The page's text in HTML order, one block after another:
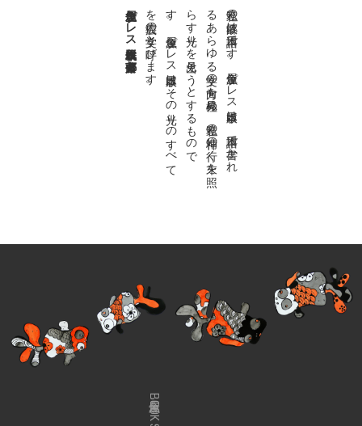
私達の
故郷は
日本語で
す
。
金魚屋プ
レ
ス
日本版は
、
日本語で
書か
れ
る
あ
ら
ゆ
る
文学の
方向を
見極め
、
私達の
精神の
行く
末を
照
ら
す
光り
を
見出そ
う
と
す
る
も
の
で
す
。
金魚屋プ
レ
ス
日本版は
そ
の
光り
の
す
べ
て
を
広義の
文学と
呼び
ま
す
。
金魚屋プレス日本版代表 齋藤都